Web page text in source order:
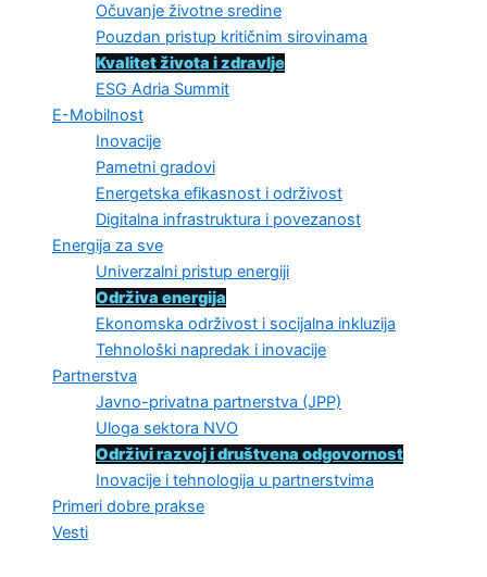
Očuvanje životne sredine
Pouzdan pristup kritičnim sirovinama
Kvalitet života i zdravlje
ESG Adria Summit
E-Mobilnost
Inovacije
Pametni gradovi
Energetska efikasnost i održivost
Digitalna infrastruktura i povezanost
Energija za sve
Univerzalni pristup energiji
Održiva energija
Ekonomska održivost i socijalna inkluzija
Tehnološki napredak i inovacije
Partnerstva
Javno-privatna partnerstva (JPP)
Uloga sektora NVO
Održivi razvoj i društvena odgovornost
Inovacije i tehnologija u partnerstvima
Primeri dobre prakse
Vesti